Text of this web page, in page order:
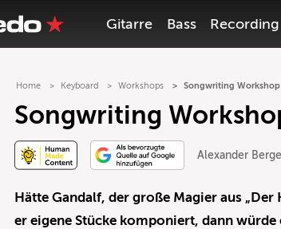
Gitarre Bass Recording
Home Keyboard Workshops Songwriting
Songwriting
Alexander
Hätte Gandalf, der große Magier aus
er eigene Stücke komponiert, dann